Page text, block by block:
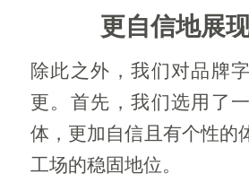
更自信地展
除此之外，我们对品牌
更。首先，我们选用了
体，更加自信且有个性的
工场的稳固地位。